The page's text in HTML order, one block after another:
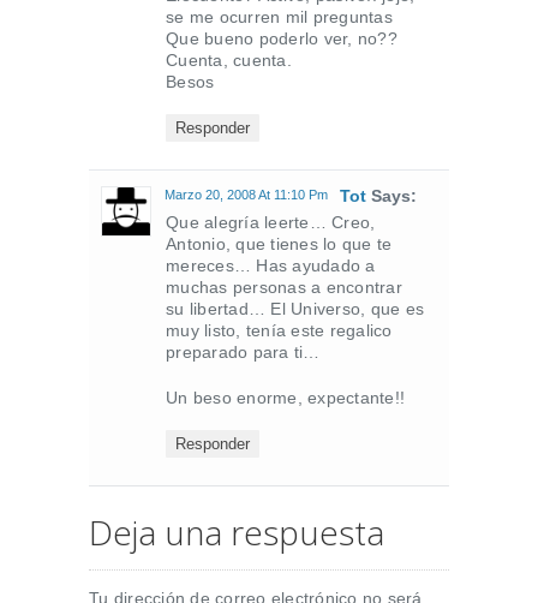
se me ocurren mil preguntas
Que bueno poderlo ver, no??
Cuenta, cuenta.
Besos
Responder
Tot Says:
Marzo 20, 2008 At 11:10 Pm
Que alegría leerte… Creo,
Antonio, que tienes lo que te
mereces… Has ayudado a
muchas personas a encontrar
su libertad… El Universo, que es
muy listo, tenía este regalico
preparado para ti…
Un beso enorme, expectante!!
Responder
Deja una respuesta
Tu dirección de correo electrónico no será